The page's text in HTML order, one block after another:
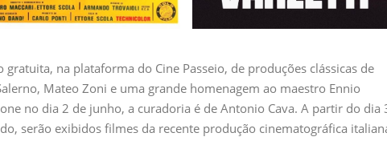
gratuita, na plataforma do Cine Passeio, de produções clássicas de
Mateo Zoni e uma grande homenagem ao maestro Ennio
no dia 2 de junho, a curadoria é de Antonio Cava. A partir do dia
serão exibidos filmes da recente produção cinematográfica